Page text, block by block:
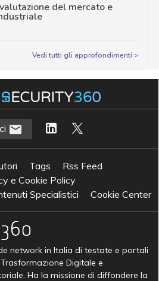
del mercato e
Vedi tutti gli approfondimenti >
Tags
Rss Feed
e Cookie Policy
Specialistici
Cookie Center
network in Italia di testate e portali
Digitale e
Ha la missione di diffondere la